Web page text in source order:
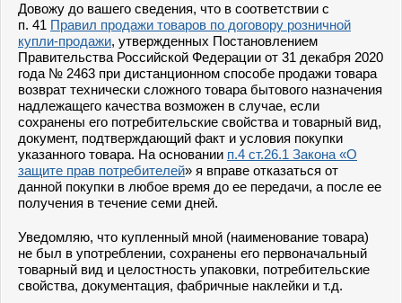
Довожу до вашего сведения, что в соответствии с
п. 41 Правил продажи товаров по договору розничной
купли-продажи, утвержденных Постановлением
Правительства Российской Федерации от 31 декабря 2020
года № 2463 при дистанционном способе продажи товара
возврат технически сложного товара бытового назначения
надлежащего качества возможен в случае, если
сохранены его потребительские свойства и товарный вид,
документ, подтверждающий факт и условия покупки
указанного товара. На основании п.4 ст.26.1 Закона «О
защите прав потребителей» я вправе отказаться от
данной покупки в любое время до ее передачи, а после ее
получения в течение семи дней.
Уведомляю, что купленный мной (наименование товара)
не был в употреблении, сохранены его первоначальный
товарный вид и целостность упаковки, потребительские
свойства, документация, фабричные наклейки и т.д.